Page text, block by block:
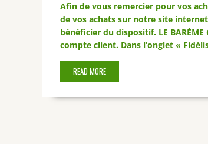
Afin de vous remercier pour vos
de vos achats sur notre site
bénéficier du dispositif. LE
compte client. Dans l’onglet «
READ MORE